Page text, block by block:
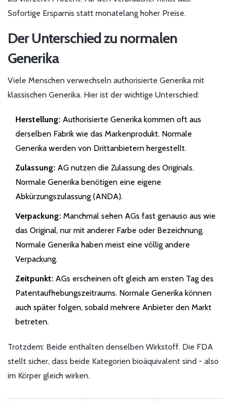
Sofortige Ersparnis statt monatelang hoher Preise.
Der Unterschied zu normalen
Generika
Viele Menschen verwechseln authorisierte Generika mit
klassischen Generika. Hier ist der wichtige Unterschied:
Herstellung: Authorisierte Generika kommen oft aus
derselben Fabrik wie das Markenprodukt. Normale
Generika werden von Drittanbietern hergestellt.
Zulassung: AG nutzen die Zulassung des Originals.
Normale Generika benötigen eine eigene
Abkürzungszulassung (ANDA).
Verpackung: Manchmal sehen AGs fast genauso aus wie
das Original, nur mit anderer Farbe oder Bezeichnung.
Normale Generika haben meist eine völlig andere
Verpackung.
Zeitpunkt: AGs erscheinen oft gleich am ersten Tag des
Patentaufhebungszeitraums. Normale Generika können
auch später folgen, sobald mehrere Anbieter den Markt
betreten.
Trotzdem: Beide enthalten denselben Wirkstoff. Die FDA
stellt sicher, dass beide Kategorien bioäquivalent sind - also
im Körper gleich wirken.